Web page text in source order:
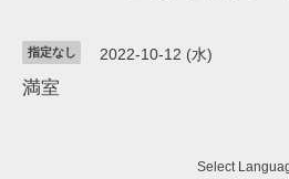
指定なし 2022-10-12 (水)
満室
Select